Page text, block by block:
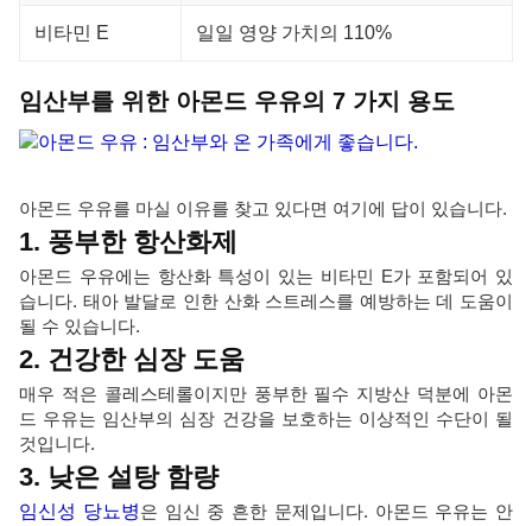
비타민 E 일일 영양 가치의 110%
임산부를 위한 아몬드 우유의 7 가지 용도
아몬드 우유를 마실 이유를 찾고 있다면 여기에 답이 있습니다.
1. 풍부한 항산화제
아몬드 우유에는 항산화 특성이 있는 비타민 E가 포함되어 있
습니다. 태아 발달로 인한 산화 스트레스를 예방하는 데 도움이
될 수 있습니다.
2. 건강한 심장 도움
매우 적은 콜레스테롤이지만 풍부한 필수 지방산 덕분에 아몬
드 우유는 임산부의 심장 건강을 보호하는 이상적인 수단이 될
것입니다.
3. 낮은 설탕 함량
임신성 당뇨병은 임신 중 흔한 문제입니다. 아몬드 우유는 안